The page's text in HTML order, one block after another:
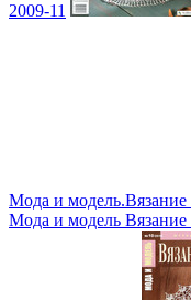
2009-11
Мода и модель.Вязание
Мода и модель